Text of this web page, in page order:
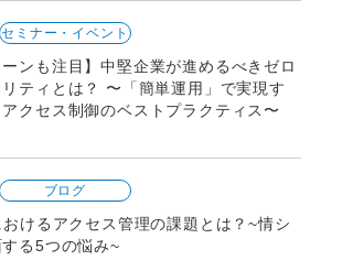
セミナー・イベント
ーンも注目】中堅企業が進めるべきゼロ
リティとは？ 〜「簡単運用」で実現す
クセス制御のベストプラクティス〜
ブログ
けるアクセス管理の課題とは？~情シ
る5つの悩み~